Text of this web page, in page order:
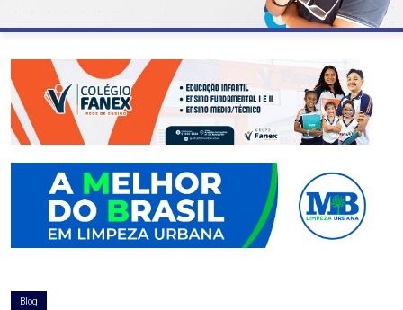
ABASTECIMENTO
AÇÃO
SOCIAL
ADMINISTRAÇÃO
AGOSTO
Blog